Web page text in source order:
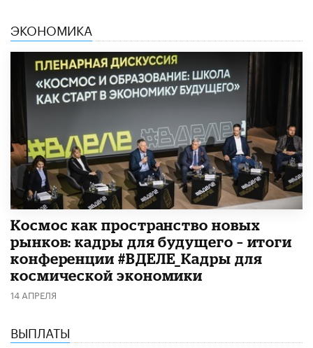
ЭКОНОМИКА
Космос как пространство новых
рынков: кадры для будущего – итоги
конференции #ВДЕЛЕ_Кадры для
космической экономики
14 АПРЕЛЯ
ВЫПЛАТЫ